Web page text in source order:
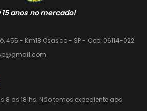
15 anos no mercado!
455 - Km18 Osasco - SP - Cep: 06114-022
8 as 18 hs. Não temos expediente aos